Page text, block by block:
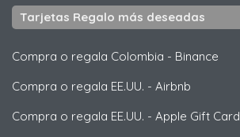
Tarjetas Regalo más deseadas
Compra o regala Colombia - Binance
Compra o regala EE.UU. - Airbnb
Compra o regala EE.UU. - Apple Gift Card